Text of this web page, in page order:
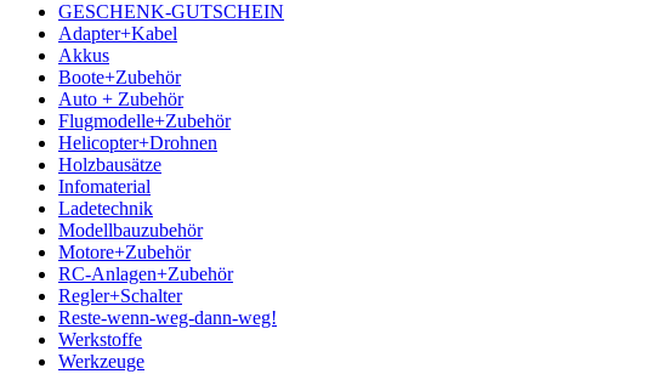
GESCHENK-GUTSCHEIN
Adapter+Kabel
Akkus
Boote+Zubehör
Auto + Zubehör
Flugmodelle+Zubehör
Helicopter+Drohnen
Holzbausätze
Infomaterial
Ladetechnik
Modellbauzubehör
Motore+Zubehör
RC-Anlagen+Zubehör
Regler+Schalter
Reste-wenn-weg-dann-weg!
Werkstoffe
Werkzeuge